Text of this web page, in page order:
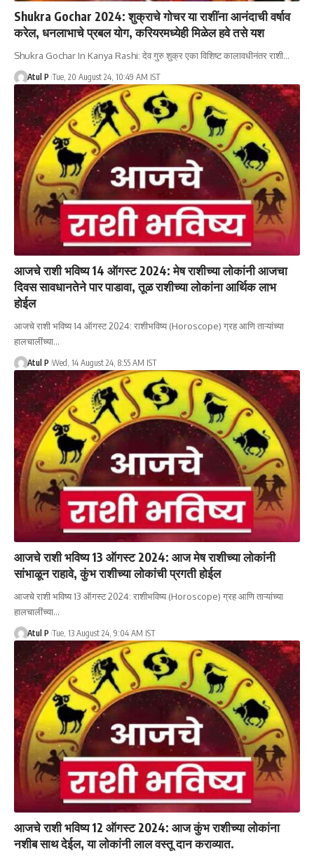
Shukra Gochar 2024: शुक्राचे गोचर या राशींना आनंदाची वर्षाव
करेल, धनलाभाचे प्रबल योग, करियरमध्येही मिळेल हवे तसे यश
Shukra Gochar In Kanya Rashi: देव गुरु शुक्र एका विशिष्ट कालावधीनंतर राशी…
Atul P Tue, 20 August 24, 10:49 AM IST
आजचे राशी भविष्य 14 ऑगस्ट 2024: मेष राशीच्या लोकांनी आजचा
दिवस सावधानतेने पार पाडावा, तूळ राशीच्या लोकांना आर्थिक लाभ
होईल
आजचे राशी भविष्य 14 ऑगस्ट 2024: राशीभविष्य (Horoscope) ग्रह आणि ताऱ्यांच्या
हालचालींच्या…
Atul P Wed, 14 August 24, 8:55 AM IST
आजचे राशी भविष्य 13 ऑगस्ट 2024: आज मेष राशीच्या लोकांनी
सांभाळून राहावे, कुंभ राशीच्या लोकांची प्रगती होईल
आजचे राशी भविष्य 13 ऑगस्ट 2024: राशीभविष्य (Horoscope) ग्रह आणि ताऱ्यांच्या
हालचालींच्या…
Atul P Tue, 13 August 24, 9:04 AM IST
आजचे राशी भविष्य 12 ऑगस्ट 2024: आज कुंभ राशीच्या लोकांना
नशीब साथ देईल, या लोकांनी लाल वस्तू दान कराव्यात.